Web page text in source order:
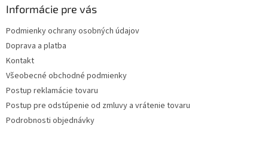
Informácie pre vás
Podmienky ochrany osobných údajov
Doprava a platba
Kontakt
Všeobecné obchodné podmienky
Postup reklamácie tovaru
Postup pre odstúpenie od zmluvy a vrátenie tovaru
Podrobnosti objednávky